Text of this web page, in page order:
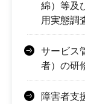
綿）等及
用実態調
サービス
者）の研
障害者支